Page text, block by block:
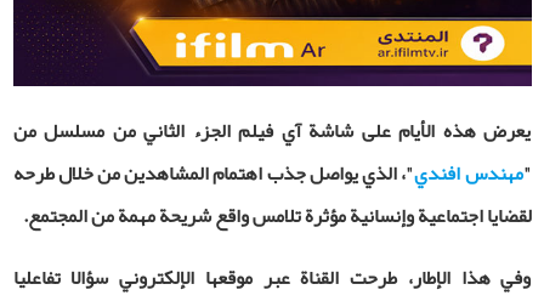
يعرض هذه الأيام على شاشة آي فيلم الجزء الثاني من مسلسل من
"مهندس افندي"، الذي يواصل جذب اهتمام المشاهدين من خلال طرحه
لقضايا اجتماعية وإنسانية مؤثرة تلامس واقع شريحة مهمة من المجتمع.
وفي هذا الإطار، طرحت القناة عبر موقعها الإلكتروني سؤالا تفاعليا